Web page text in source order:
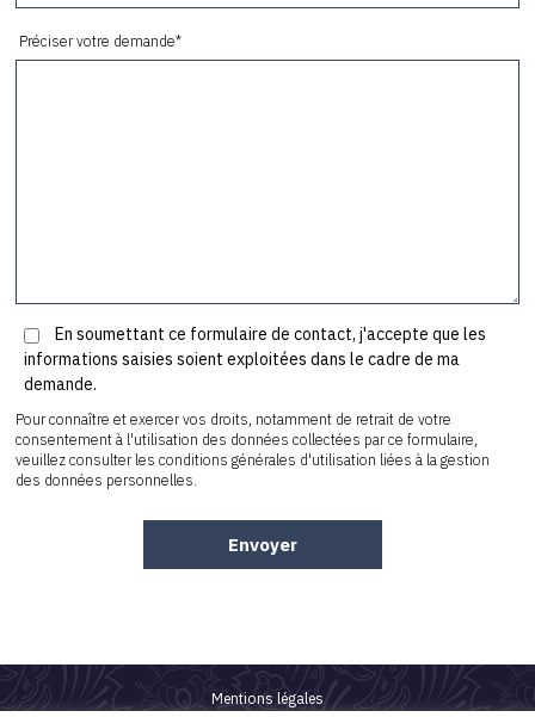
Préciser votre demande*
En soumettant ce formulaire de contact, j'accepte que les
informations saisies soient exploitées dans le cadre de ma
demande.
Pour connaître et exercer vos droits, notamment de retrait de votre
consentement à l'utilisation des données collectées par ce formulaire,
veuillez consulter les conditions générales d'utilisation liées à la gestion
des données personnelles.
Mentions légales